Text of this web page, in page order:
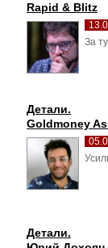
Rapid & Blitz
За
Детали.
Goldmoney
Детали.